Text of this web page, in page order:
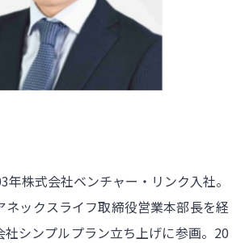
年株式会社ベンチャー・リンク入社。
ネックスライフ取締役営業本部長を経
社シンプルプラン立ち上げに参画。20